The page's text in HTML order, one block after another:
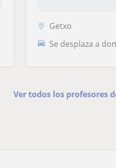
Getxo
Se desplaza a
Ver todos los profesores